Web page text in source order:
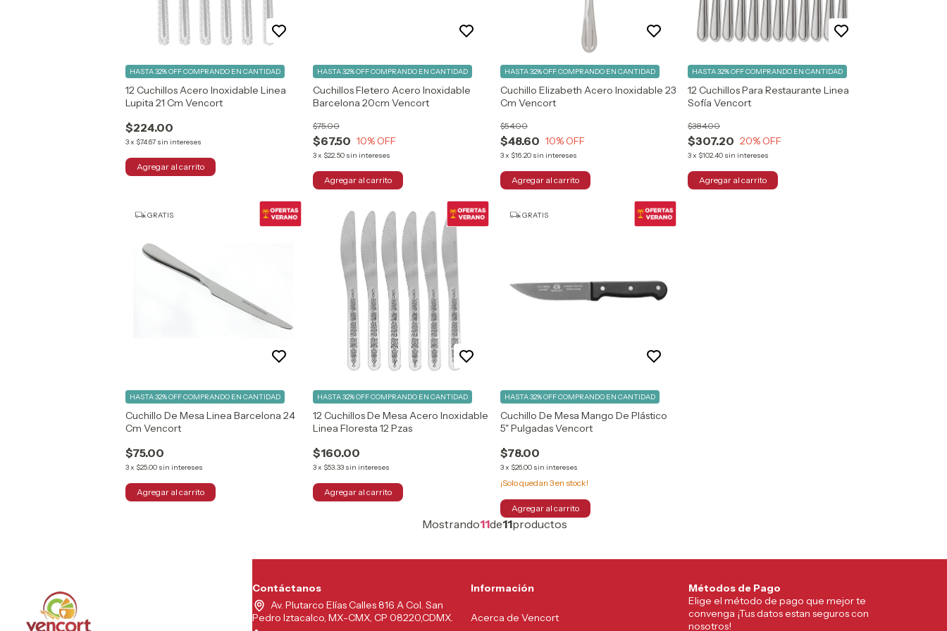
12 Cuchillos Acero Inoxidable Linea
Lupita 21 Cm Vencort
$224.00
3x $74.67 sin intereses
HASTA 32% OFFCOMPRANDO EN CANTIDAD
Cuchillos Fletero Acero Inoxidable
Barcelona 20cm Vencort
$67.50
$75.00
10% OFF
3x $22.50 sin intereses
HASTA 32% OFFCOMPRANDO EN CANTIDAD
Cuchillo Elizabeth Acero Inoxidable 23
Cm Vencort
$48.60
$54.00
10% OFF
3x $16.20 sin intereses
HASTA 32% OFFCOMPRANDO EN CANTIDAD
12 Cuchillos Para Restaurante Linea
Sofía Vencort
$307.20
$384.00
20% OFF
3x $102.40 sin intereses
HASTA 32% OFFCOMPRANDO EN CANTIDAD
GRATIS
Cuchillo De Mesa Linea Barcelona 24
Cm Vencort
$75.00
3x $25.00 sin intereses
HASTA 32% OFFCOMPRANDO EN CANTIDAD
12 Cuchillos De Mesa Acero Inoxidable
Linea Floresta 12 Pzas
$160.00
3x $53.33 sin intereses
HASTA 32% OFFCOMPRANDO EN CANTIDAD
GRATIS
Cuchillo De Mesa Mango De Plástico
5" Pulgadas Vencort
$78.00
3x $26.00 sin intereses
HASTA 32% OFFCOMPRANDO EN CANTIDAD
¡Solo quedan 3en stock!
Mostrando11de11productos
Contáctanos
Av. Plutarco Elías Calles 816 A Col. San
Pedro Iztacalco, MX-CMX, CP 08220,CDMX.
Información
Acerca de Vencort
Métodos de Pago
Elige el método de pago que mejor te
convenga ¡Tus datos estan seguros con
nosotros!